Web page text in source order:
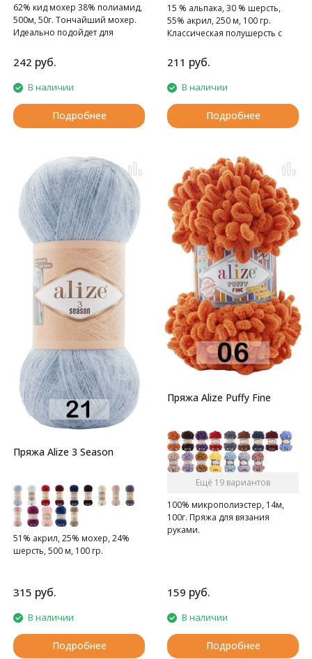
62% кид мохер 38% полиамид,
500м, 50г. Тончайший мохер.
Идеально подойдет для
242 руб.
В наличии
Подробнее
15 % альпака, 30 % шерсть,
55% акрил, 250 м, 100 гр.
Классическая полушерсть с
211 руб.
В наличии
Подробнее
Пряжа Alize 3 Season
51% акрил, 25% мохер, 24%
шерсть, 500 м, 100 гр.
315 руб.
В наличии
Подробнее
Пряжа Alize Puffy Fine
Ещё 19 вариантов
100% микрополиэстер, 14м,
100г. Пряжа для вязания
руками.
159 руб.
В наличии
Подробнее